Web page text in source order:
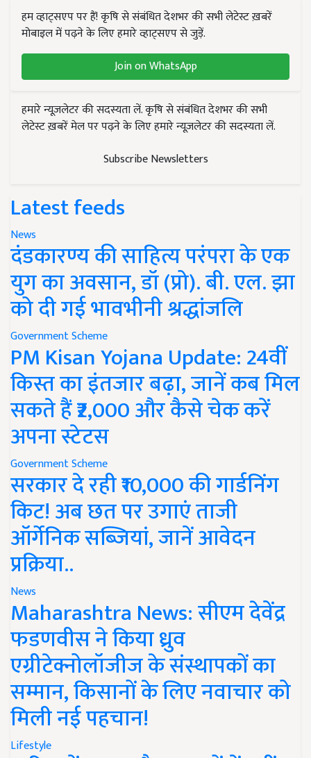
हम व्हाट्सएप पर हैं! कृषि से संबंधित देशभर की सभी लेटेस्ट ख़बरें
मोबाइल में पढ़ने के लिए हमारे व्हाट्सएप से जुड़ें.
Join on WhatsApp
हमारे न्यूज़लेटर की सदस्यता लें. कृषि से संबंधित देशभर की सभी
लेटेस्ट ख़बरें मेल पर पढ़ने के लिए हमारे न्यूज़लेटर की सदस्यता लें.
Subscribe Newsletters
Latest feeds
News
दंडकारण्य की साहित्य परंपरा के एक
युग का अवसान, डॉ (प्रो). बी. एल. झा
को दी गई भावभीनी श्रद्धांजलि
Government Scheme
PM Kisan Yojana Update: 24वीं
किस्त का इंतजार बढ़ा, जानें कब मिल
सकते हैं ₹2,000 और कैसे चेक करें
अपना स्टेटस
Government Scheme
सरकार दे रही ₹10,000 की गार्डनिंग
किट! अब छत पर उगाएं ताजी
ऑर्गेनिक सब्जियां, जानें आवेदन
प्रक्रिया..
News
Maharashtra News: सीएम देवेंद्र
फडणवीस ने किया ध्रुव
एग्रीटेक्नोलॉजीज के संस्थापकों का
सम्मान, किसानों के लिए नवाचार को
मिली नई पहचान!
Lifestyle